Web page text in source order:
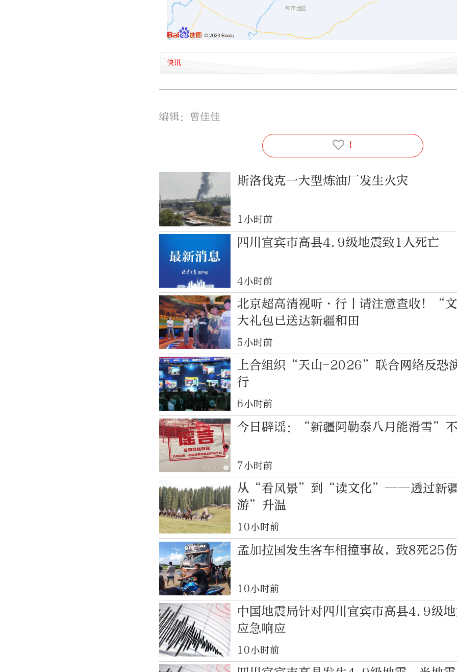
快讯
编辑：曾佳佳
1
斯洛伐克一大型炼油厂发生火灾
1小时前
四川宜宾市高县4.9级地震致1人死亡
4小时前
北京超高清视听・行丨请注意查收！“
大礼包已送达新疆和田
5小时前
上合组织“天山-2026”联合网络反恐
行
6小时前
今日辟谣：“新疆阿勒泰八月能滑雪”
7小时前
从“看风景”到“读文化”——透过新
游”升温
10小时前
孟加拉国发生客车相撞事故，致8死25
10小时前
中国地震局针对四川宜宾市高县4.9级
应急响应
10小时前